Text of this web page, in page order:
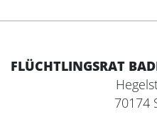
FLÜCHTLINGSRAT
70174